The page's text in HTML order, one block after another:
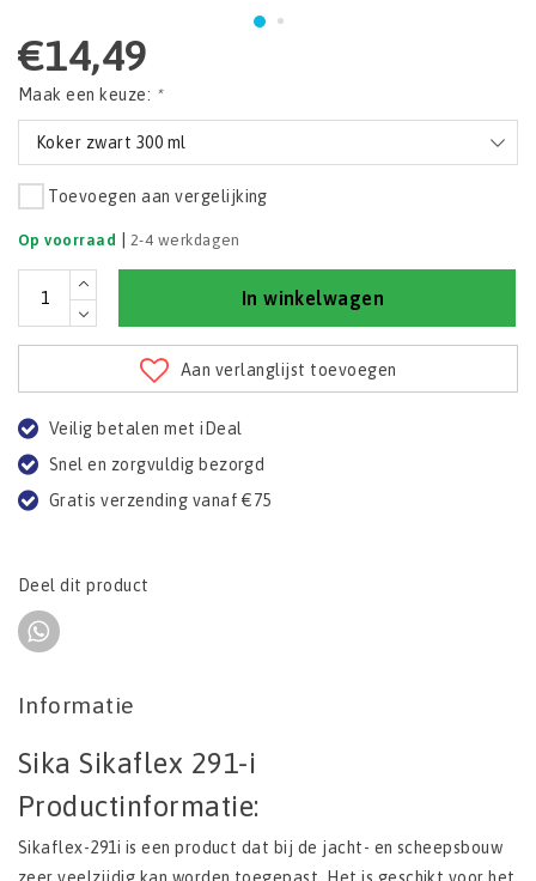
€14,49
Maak een keuze: *
Koker zwart 300 ml
Toevoegen aan vergelijking
Op voorraad 2-4 werkdagen
In winkelwagen
Aan verlanglijst toevoegen
Veilig betalen met iDeal
Snel en zorgvuldig bezorgd
Gratis verzending vanaf €75
Deel dit product
Informatie
Sika Sikaflex 291-i
Productinformatie:
Sikaflex-291i is een product dat bij de jacht- en scheepsbouw